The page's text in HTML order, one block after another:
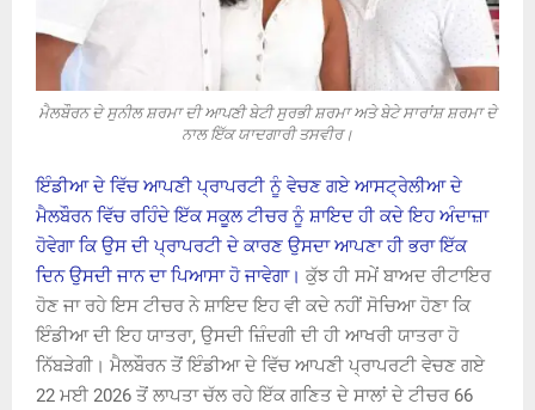
ਮੈਲਬੌਰਨ ਦੇ ਸੁਨੀਲ ਸ਼ਰਮਾ ਦੀ ਆਪਣੀ ਬੇਟੀ ਸੁਰਭੀ ਸ਼ਰਮਾ ਅਤੇ ਬੇਟੇ ਸਾਰਾਂਸ਼ ਸ਼ਰਮਾ ਦੇ
ਨਾਲ ਇੱਕ ਯਾਦਗਾਰੀ ਤਸਵੀਰ।
ਇੰਡੀਆ ਦੇ ਵਿੱਚ ਆਪਣੀ ਪ੍ਰਾਪਰਟੀ ਨੂੰ ਵੇਚਣ ਗਏ ਆਸਟ੍ਰੇਲੀਆ ਦੇ
ਮੈਲਬੌਰਨ ਵਿੱਚ ਰਹਿੰਦੇ ਇੱਕ ਸਕੂਲ ਟੀਚਰ ਨੂੰ ਸ਼ਾਇਦ ਹੀ ਕਦੇ ਇਹ ਅੰਦਾਜ਼ਾ
ਹੋਵੇਗਾ ਕਿ ਉਸ ਦੀ ਪ੍ਰਾਪਰਟੀ ਦੇ ਕਾਰਣ ਉਸਦਾ ਆਪਣਾ ਹੀ ਭਰਾ ਇੱਕ
ਦਿਨ ਉਸਦੀ ਜਾਨ ਦਾ ਪਿਆਸਾ ਹੋ ਜਾਵੇਗਾ। ਕੁੱਝ ਹੀ ਸਮੇਂ ਬਾਅਦ ਰੀਟਾਇਰ
ਹੋਣ ਜਾ ਰਹੇ ਇਸ ਟੀਚਰ ਨੇ ਸ਼ਾਇਦ ਇਹ ਵੀ ਕਦੇ ਨਹੀਂ ਸੋਚਿਆ ਹੋਣਾ ਕਿ
ਇੰਡੀਆ ਦੀ ਇਹ ਯਾਤਰਾ, ਉਸਦੀ ਜ਼ਿੰਦਗੀ ਦੀ ਹੀ ਆਖਰੀ ਯਾਤਰਾ ਹੋ
ਨਿੱਬੜੇਗੀ। ਮੈਲਬੌਰਨ ਤੋਂ ਇੰਡੀਆ ਦੇ ਵਿੱਚ ਆਪਣੀ ਪ੍ਰਾਪਰਟੀ ਵੇਚਣ ਗਏ
22 ਮਈ 2026 ਤੋਂ ਲਾਪਤਾ ਚੱਲ ਰਹੇ ਇੱਕ ਗਣਿਤ ਦੇ ਸਾਲਾਂ ਦੇ ਟੀਚਰ 66